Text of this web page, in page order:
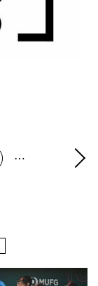
…